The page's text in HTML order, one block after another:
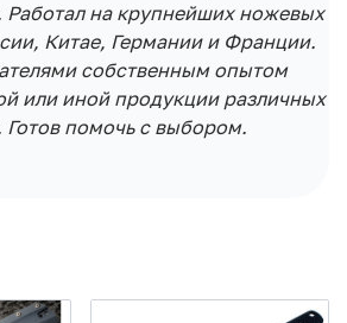
Работал на крупнейших ножевых
Китае, Германии и Франции.
собственным опытом
или иной продукции различных
Готов помочь с выбором.